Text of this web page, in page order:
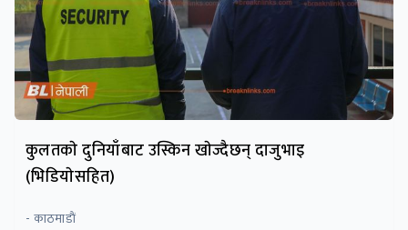
कुलतकाे दुनियाँबाट उस्किन खाेज्दैछन् दाजुभाइ
(भिडियाेसहित)
- काठमाडाैं